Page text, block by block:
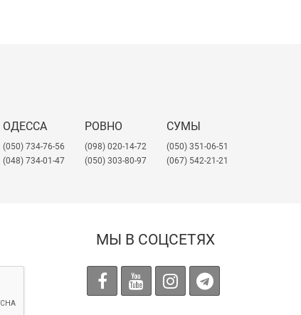
ОДЕССА
(050) 734-76-56
(048) 734-01-47
РОВНО
(098) 020-14-72
(050) 303-80-97
СУМЫ
(050) 351-06-51
(067) 542-21-21
МЫ В СОЦСЕТЯХ